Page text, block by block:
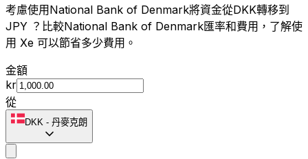
考慮使用National Bank of Denmark將資金從DKK轉移到
JPY ？比較National Bank of Denmark匯率和費用，了解使
用 Xe 可以節省多少費用。
金額
kr
從
DKK - 丹麥克朗